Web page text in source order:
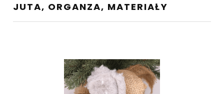
JUTA, ORGANZA, MATERIAŁY